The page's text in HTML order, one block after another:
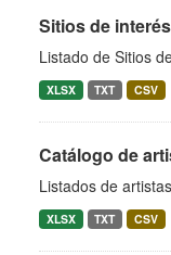
Sitios de
Listado de Sitios
XLSX TXT CSV
Catálogo de
Listados de
XLSX TXT CSV